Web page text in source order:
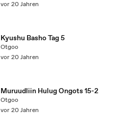
vor 20 Jahren
Kyushu Basho Tag 5
Otgoo
vor 20 Jahren
Muruudliin Hulug Ongots 15-2
Otgoo
vor 20 Jahren